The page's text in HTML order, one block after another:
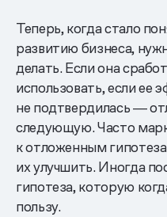
Теперь, когда стало
развитию бизнеса,
делать. Если она
использовать, если ее
не подтвердилась ―
следующую. Часто
к отложенным
их улучшить. Иногда
гипотеза, которую
пользу.